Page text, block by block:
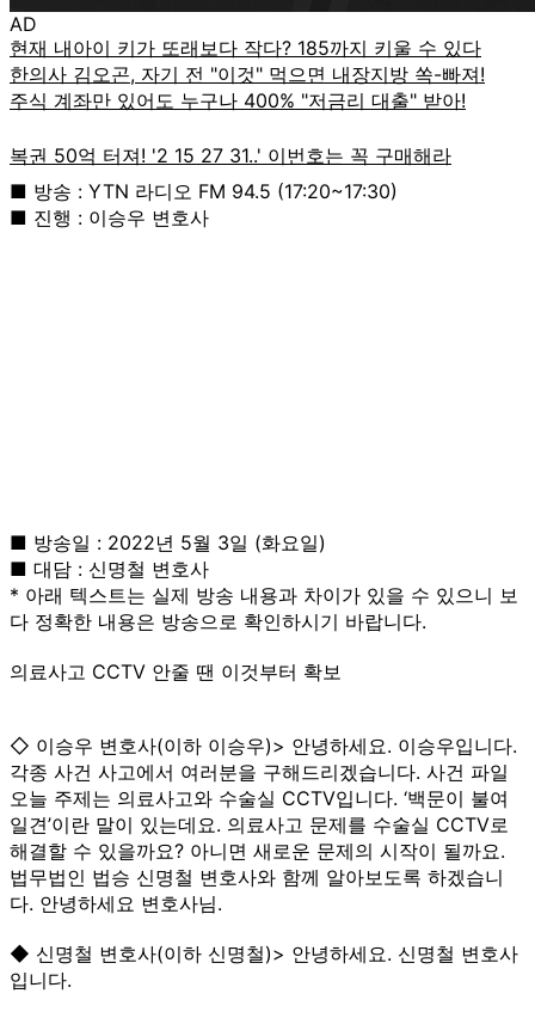
AD
■ 방송 : YTN 라디오 FM 94.5 (17:20~17:30)
■ 진행 : 이승우 변호사
■ 방송일 : 2022년 5월 3일 (화요일)
■ 대담 : 신명철 변호사
* 아래 텍스트는 실제 방송 내용과 차이가 있을 수 있으니 보
다 정확한 내용은 방송으로 확인하시기 바랍니다.
의료사고 CCTV 안줄 땐 이것부터 확보
◇ 이승우 변호사(이하 이승우)> 안녕하세요. 이승우입니다.
각종 사건 사고에서 여러분을 구해드리겠습니다. 사건 파일
오늘 주제는 의료사고와 수술실 CCTV입니다. ‘백문이 불여
일견’이란 말이 있는데요. 의료사고 문제를 수술실 CCTV로
해결할 수 있을까요? 아니면 새로운 문제의 시작이 될까요.
법무법인 법승 신명철 변호사와 함께 알아보도록 하겠습니
다. 안녕하세요 변호사님.
◆ 신명철 변호사(이하 신명철)> 안녕하세요. 신명철 변호사
입니다.